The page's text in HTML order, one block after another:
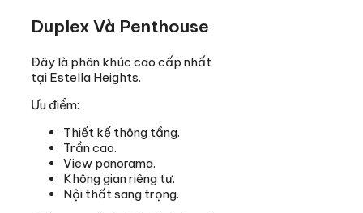
Duplex Và Penthouse
Đây là phân khúc cao cấp nhất
tại Estella Heights.
Ưu điểm:
Thiết kế thông tầng.
Trần cao.
View panorama.
Không gian riêng tư.
Nội thất sang trọng.